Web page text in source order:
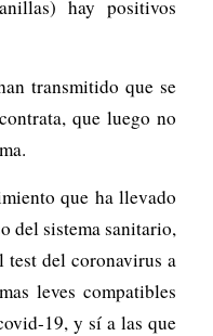
hay positivos
transmitido que se
que luego no
que ha llevado
del sistema sanitario,
test del coronavirus a
leves compatibles
19, y sí a las que